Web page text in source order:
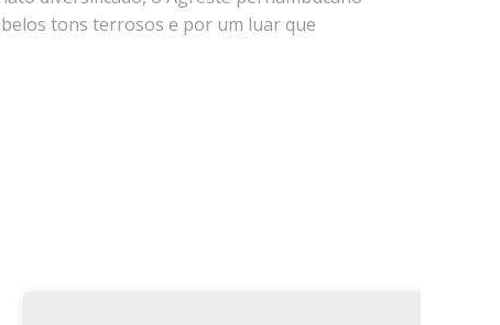
tons terrosos e por um luar que